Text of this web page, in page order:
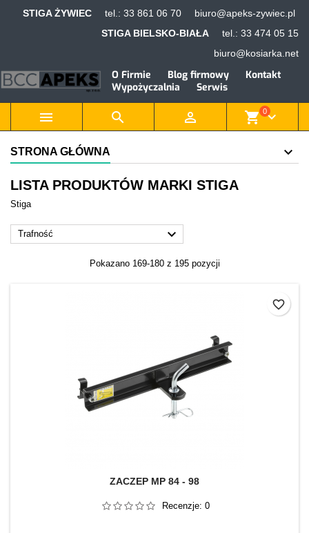
STIGA ŻYWIEC tel.: 33 861 06 70
biuro@apeks-zywiec.pl
STIGA BIELSKO-BIAŁA
tel.: 33 474 05 15
biuro@kosiarka.net
O Firmie Blog firmowy
Kontakt
Wypożyczalnia
Serwis
   shopping_cart 0keyboard_arrow_down
STRONA GŁÓWNA
LISTA PRODUKTÓW MARKI STIGA
Stiga
Trafność 
Pokazano 169-180 z 195 pozycji
ZACZEP MP 84 - 98
Recenzje: 0
favorite_border